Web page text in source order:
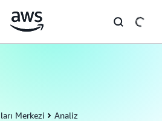
Merkezi Analiz